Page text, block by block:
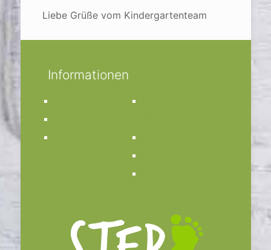
Liebe Grüße vom Kindergartenteam
Informationen